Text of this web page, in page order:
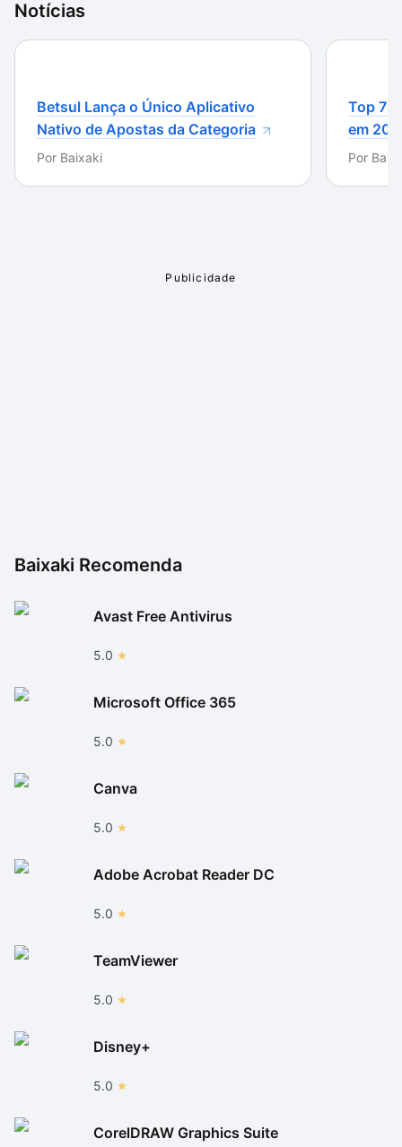
Notícias
Betsul Lança o Único Aplicativo
Nativo de Apostas da Categoria
Por Baixaki
Top 7
em
Por
Baixaki Recomenda
Avast Free Antivirus
5.0
Microsoft Office 365
5.0
Canva
5.0
Adobe Acrobat Reader DC
5.0
TeamViewer
5.0
Disney+
5.0
CorelDRAW Graphics Suite